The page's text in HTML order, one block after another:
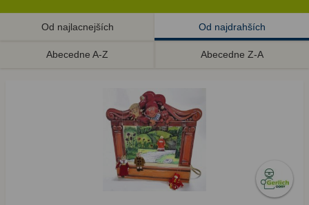
Od najlacnejších Od najdrahších
Abecedne A-Z Abecedne Z-A